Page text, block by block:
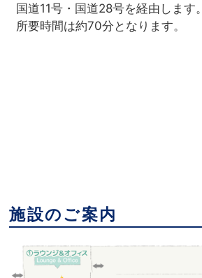
国道11号・国道28号を経由します。
所要時間は約70分となります。
施設のご案内